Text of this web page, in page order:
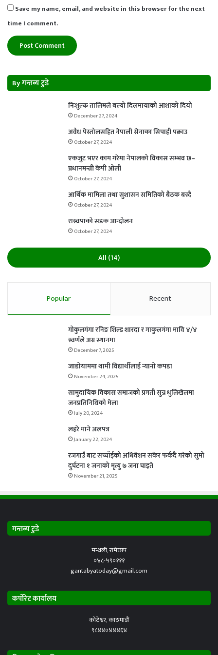
Save my name, email, and website in this browser for the next
time I comment.
By गन्तब्य टुडे
निःशुल्क तालिमले बल्यो दिलमायाको आशाको दियो
December 27, 2024
अवैध पेस्तोलसहित नेपाली सेनाका सिपाही पक्राउ
October 27, 2024
एकजुट भएर काम गरेमा नेपालको विकास सम्भव छ–
प्रधानमन्त्री केपी ओली
October 27, 2024
आर्थिक मामिला तथा सुशासन समितिको बैठक बस्दै
October 27, 2024
रास्वपाको सडक आन्दोलन
October 27, 2024
All (14)
Popular Recent
गोकुलगंगा रनिङ शिल्ड शारदा र गाकुलगंगा मावि ४/४
स्वर्णले अग्र स्थानमा
December 7, 2025
जाडोयाममा थामी विद्यार्थीलाई न्यानो कपडा
November 24, 2025
सामुदायिक विकास समाजको प्रगती सुन्न धुलिखेलमा
जनप्रतिनिधिको मेला
July 20, 2024
लहरे माने अलपत्र
January 22, 2024
रजगाउँ बाट सच्चाँईको अधिवेशन सकेर फर्कदै गरेको सुमो
दुर्घटना १ जनाको मृत्यु ७ जना घाइते
November 21, 2025
गन्तब्य टुडे
मन्थली, रामेछाप
०४८-५९०१११
gantabyatoday@gmail.com
कर्पोरेट कार्यालय
कोटेश्वर, काठमाडौं
९८४४०४४४६४